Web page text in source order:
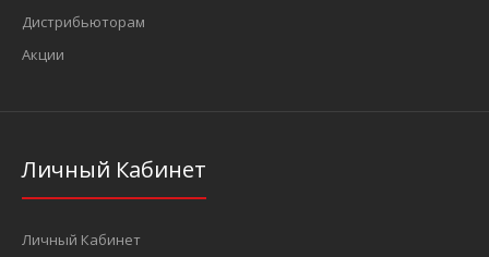
5/16" (8 мм) Бита Torx Т27, L=35 мм (FORCE 1563527)
..
Дистрибьюторам
Акции
Личный Кабинет
Личный Кабинет